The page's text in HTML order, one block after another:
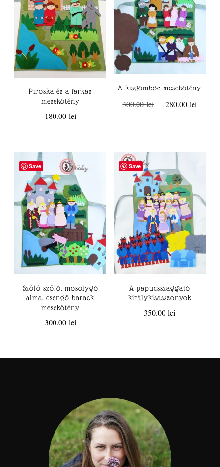
Piroska és a farkas
mesekötény
180.00 lei
A kisgömböc mesekötény
300.00lei
Original
280.00lei
Save
Szóló szőlő, mosolygó
alma, csengő barack
mesekötény
300.00 lei
Save
A papucsszaggató
királykisasszonyok
350.00lei